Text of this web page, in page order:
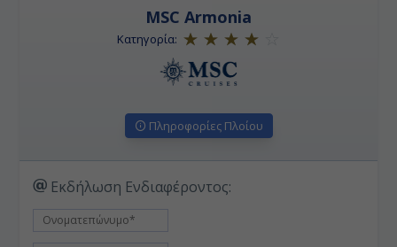
MSC Armonia
Κατηγορία:
Πληροφορίες Πλοίου
Εκδήλωση Ενδιαφέροντος: